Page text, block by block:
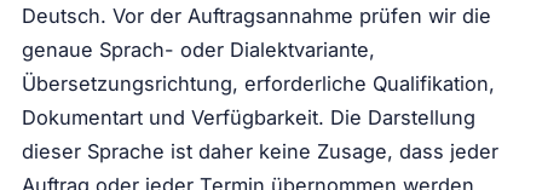
Deutsch. Vor der Auftragsannahme prüfen wir die
genaue Sprach- oder Dialektvariante,
Übersetzungsrichtung, erforderliche Qualifikation,
Dokumentart und Verfügbarkeit. Die Darstellung
dieser Sprache ist daher keine Zusage, dass jeder
Auftrag oder jeder Termin übernommen werden